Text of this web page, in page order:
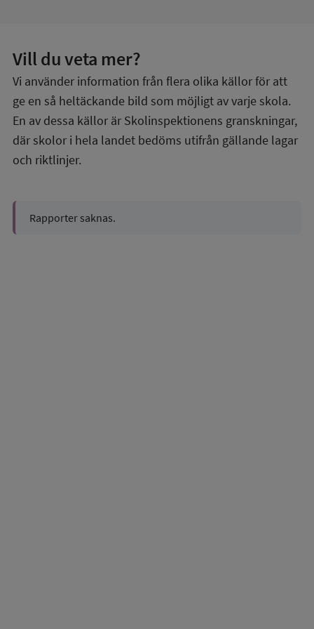
Vill du veta mer?
Vi använder information från flera olika källor för att
ge en så heltäckande bild som möjligt av varje skola.
En av dessa källor är Skolinspektionens granskningar,
där skolor i hela landet bedöms utifrån gällande lagar
och riktlinjer.
Rapporter saknas.